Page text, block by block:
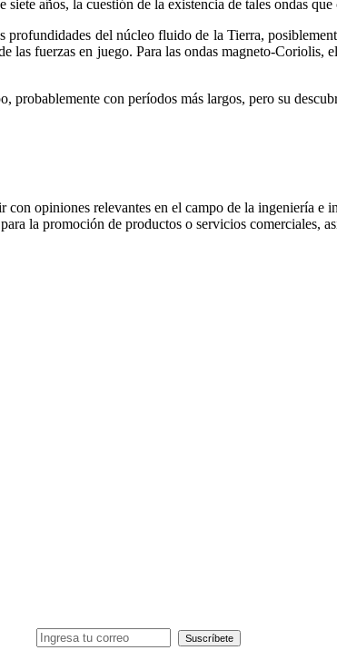
años, la cuestión de la existencia de tales ondas
profundidades del núcleo fluido de la Tierra,
las fuerzas en juego. Para las ondas magneto-
probablemente con períodos más largos, pero su
opiniones relevantes en el campo de la ingeniería e
la promoción de productos o servicios comerciales,